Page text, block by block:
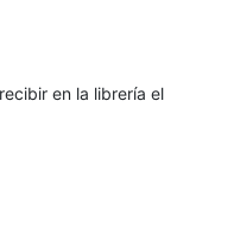
en la librería el